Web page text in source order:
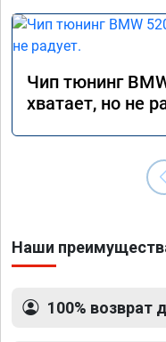
Чип тюнинг
хватает, но не
Наши
100% возврат